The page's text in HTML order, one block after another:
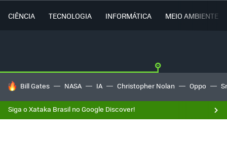
CIÊNCIA TECNOLOGIA INFORMÁTICA MEIO AMBIENTE
TENDÊNCIAS DO DIA
Bill Gates NASA IA Christopher Nolan Oppo
Siga o Xataka Brasil no Google Discover!